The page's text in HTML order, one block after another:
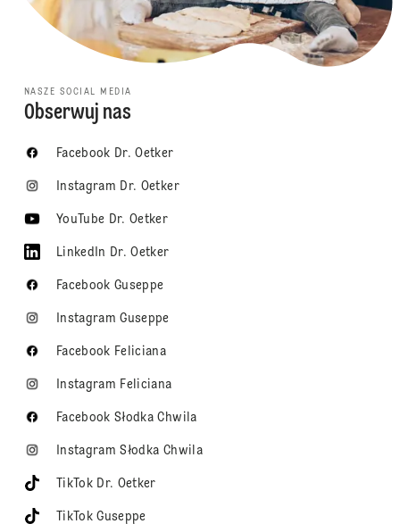
NASZE SOCIAL MEDIA
Obserwuj nas
Facebook Dr. Oetker
Instagram Dr. Oetker
YouTube Dr. Oetker
LinkedIn Dr. Oetker
Facebook Guseppe
Instagram Guseppe
Facebook Feliciana
Instagram Feliciana
Facebook Słodka Chwila
Instagram Słodka Chwila
TikTok Dr. Oetker
TikTok Guseppe